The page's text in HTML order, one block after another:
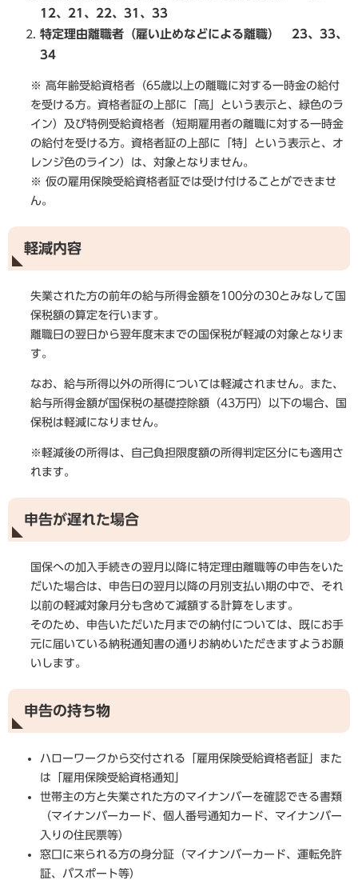
12、21、22、31、33
特定理由離職者（雇い止めなどによる離職） 23、33、
34
※ 高年齢受給資格者（65歳以上の離職に対する一時金の給付
を受ける方。資格者証の上部に「高」という表示と、緑色のラ
イン）及び特例受給資格者（短期雇用者の離職に対する一時金
の給付を受ける方。資格者証の上部に「特」という表示と、オ
レンジ色のライン）は、対象となりません。
※ 仮の雇用保険受給資格者証では受け付けることができませ
ん。
軽減内容
失業された方の前年の給与所得金額を100分の30とみなして国
保税額の算定を行います。
離職日の翌日から翌年度末までの国保税が軽減の対象となりま
す。
なお、給与所得以外の所得については軽減されません。また、
給与所得金額が国保税の基礎控除額（43万円）以下の場合、国
保税は軽減になりません。
※軽減後の所得は、自己負担限度額の所得判定区分にも適用さ
れます。
申告が遅れた場合
国保への加入手続きの翌月以降に特定理由離職等の申告をいた
だいた場合は、申告日の翌月以降の月別支払い期の中で、それ
以前の軽減対象月分も含めて減額する計算をします。
そのため、申告いただいた月までの納付については、既にお手
元に届いている納税通知書の通りお納めいただきますようお願
いします。
申告の持ち物
ハローワークから交付される「雇用保険受給資格者証」また
は「雇用保険受給資格通知」
世帯主の方と失業された方のマイナンバーを確認できる書類
（マイナンバーカード、個人番号通知カード、マイナンバー
入りの住民票等）
窓口に来られる方の身分証（マイナンバーカード、運転免許
証、パスポート等）